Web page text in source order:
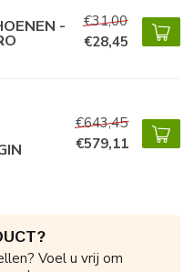
-
€31,00
€28,45
€643,45
€579,11
Voel u vrij om